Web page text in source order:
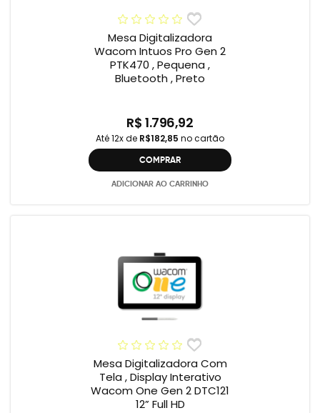
Mesa Digitalizadora
Wacom Intuos Pro Gen 2
PTK470 , Pequena ,
Bluetooth , Preto
R$ 1.796,92
Até 12x de R$182,85 no cartão
COMPRAR
ADICIONAR AO CARRINHO
Mesa Digitalizadora Com
Tela , Display Interativo
Wacom One Gen 2 DTC121
12” Full HD